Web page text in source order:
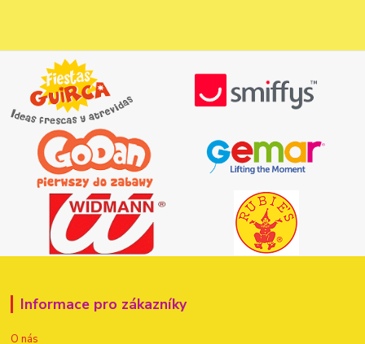
Informace pro zákazníky
O nás